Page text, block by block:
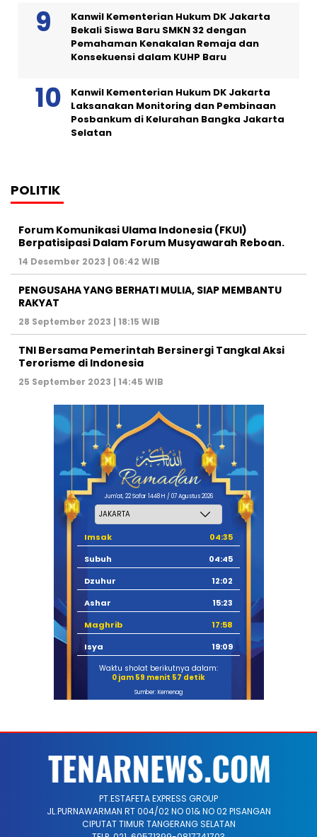
Kanwil Kementerian Hukum DK Jakarta
Bekali Siswa Baru SMKN 32 dengan
Pemahaman Kenakalan Remaja dan
Konsekuensi dalam KUHP Baru
Kanwil Kementerian Hukum DK Jakarta
Laksanakan Monitoring dan Pembinaan
Posbankum di Kelurahan Bangka Jakarta
Selatan
POLITIK
Forum Komunikasi Ulama Indonesia (FKUI)
Berpatisipasi Dalam Forum Musyawarah Reboan.
14 Desember 2023 | 06:42 WIB
PENGUSAHA YANG BERHATI MULIA, SIAP MEMBANTU
RAKYAT
28 September 2023 | 18:15 WIB
TNI Bersama Pemerintah Bersinergi Tangkal Aksi
Terorisme di Indonesia
25 September 2023 | 14:45 WIB
Jum'at, 22 Safar 1448 H / 07 Agustus 2026
Imsak
04:35
Subuh
04:45
Dzuhur
12:02
Ashar
15:23
Maghrib
17:58
Isya
19:09
Waktu sholat berikutnya dalam:
0 jam 59 menit 57 detik
Sumber: Kemenag
PT.ESTAFETA EXPRESS GROUP
JL.PURNAWARMAN RT 004/02 NO 01& NO 02 PISANGAN
CIPUTAT TIMUR TANGERANG SELATAN